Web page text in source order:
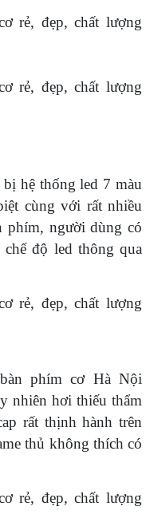
hệ thống led 7 màu
cùng với rất nhiều
phím, người dùng có
độ led thông qua
phím cơ Hà Nội
nhiên hơi thiếu thẩm
rất thịnh hành trên
thủ không thích có